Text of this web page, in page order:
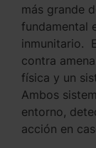
más grande
fundamental
inmunitario.
contra
física y un
Ambos
entorno,
acción en